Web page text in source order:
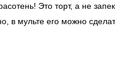
Это торт, а не
в мульте его можно